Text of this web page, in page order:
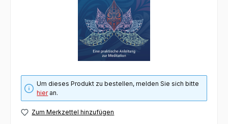
Um dieses Produkt zu bestellen, melden Sie sich bitte
hieran.
Zum Merkzettel hinzufügen